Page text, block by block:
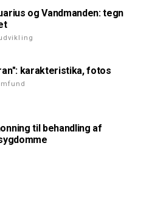
og Vandmanden: tegn
karakteristika, fotos
til behandling af